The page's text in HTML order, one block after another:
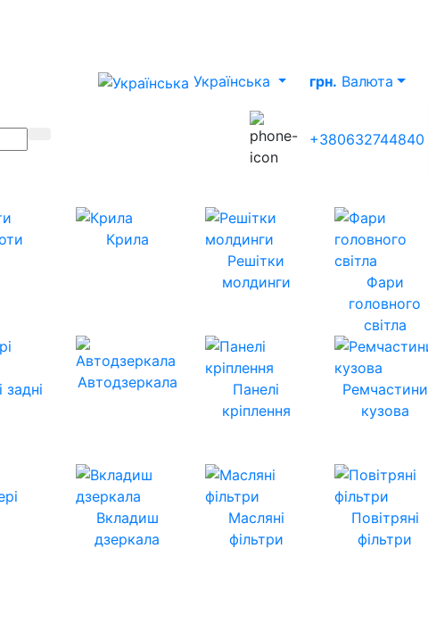
Українська грн. Валюта
+380632744840
Крила
Решітки
молдинги
Фари
головного
світла
задні Автодзеркала
Панелі
кріплення
Ремчастини
кузова
Вкладиш
дзеркала
Масляні
фільтри
Повітряні
фільтри